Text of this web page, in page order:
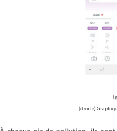
(droite)